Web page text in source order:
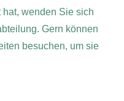
hat, wenden Sie sich
Gern können
besuchen, um sie